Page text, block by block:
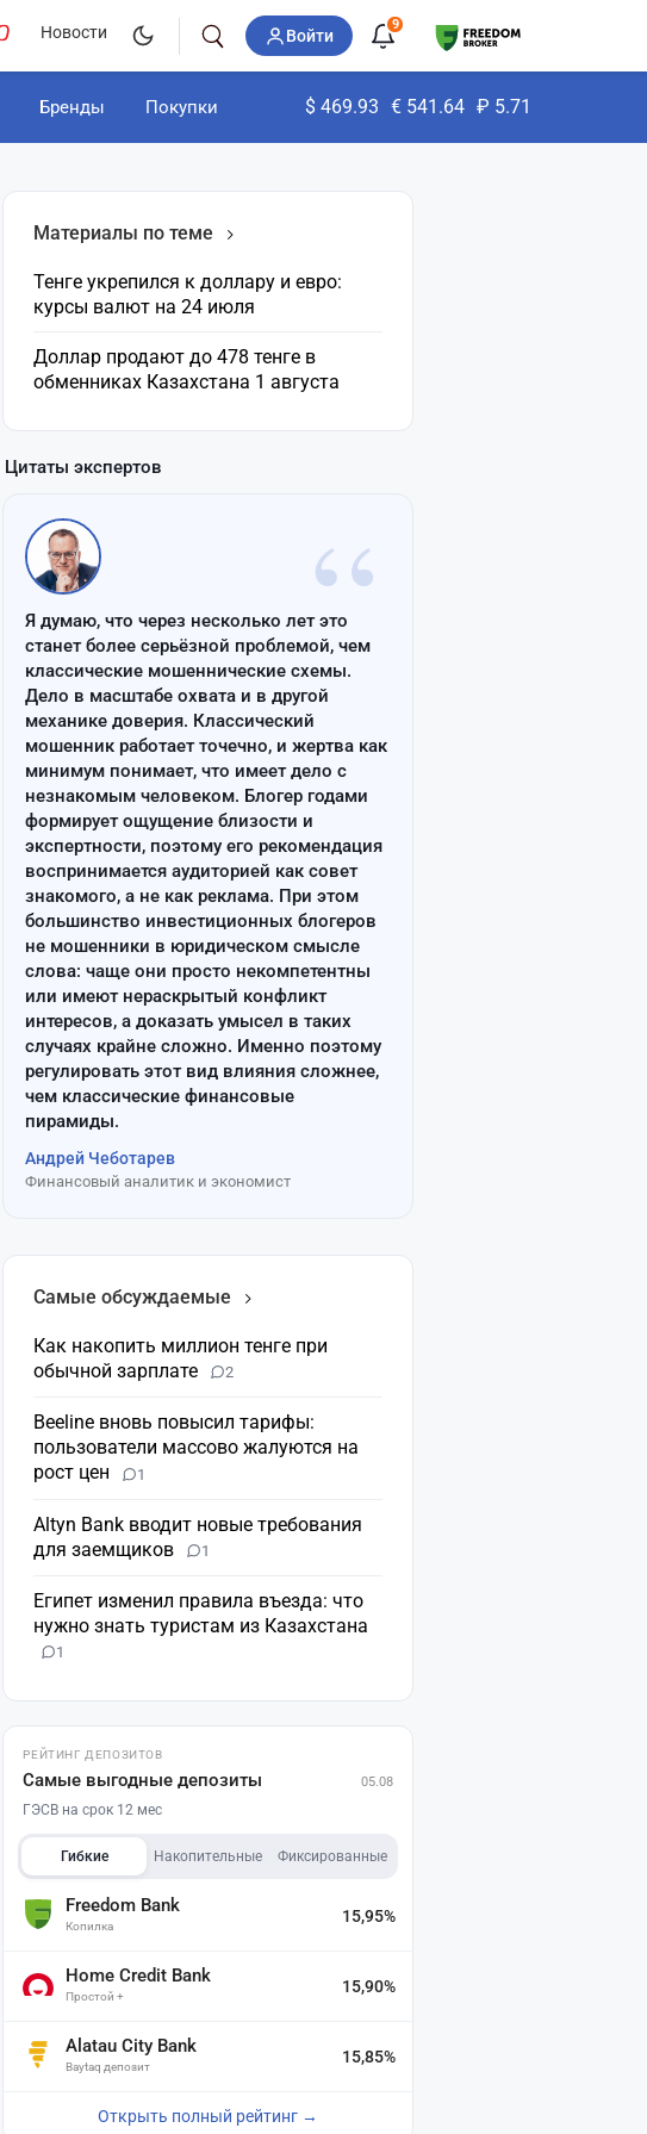
Новости Войти
9
Бренды Покупки $ 469.93 € 541.64 ₽ 5.71
Материалы по теме
Тенге укрепился к доллару и евро:
курсы валют на 24 июля
Доллар продают до 478 тенге в
обменниках Казахстана 1 августа
Цитаты экспертов
“
Я думаю, что через несколько лет это
станет более серьёзной проблемой, чем
классические мошеннические схемы.
Дело в масштабе охвата и в другой
механике доверия. Классический
мошенник работает точечно, и жертва как
минимум понимает, что имеет дело с
незнакомым человеком. Блогер годами
формирует ощущение близости и
экспертности, поэтому его рекомендация
воспринимается аудиторией как совет
знакомого, а не как реклама. При этом
большинство инвестиционных блогеров
не мошенники в юридическом смысле
слова: чаще они просто некомпетентны
или имеют нераскрытый конфликт
интересов, а доказать умысел в таких
случаях крайне сложно. Именно поэтому
регулировать этот вид влияния сложнее,
чем классические финансовые
пирамиды.
Андрей Чеботарев
Финансовый аналитик и экономист
Самые обсуждаемые
Как накопить миллион тенге при
обычной зарплате
2
Beeline вновь повысил тарифы:
пользователи массово жалуются на
рост цен
1
Altyn Bank вводит новые требования
для заемщиков
1
Египет изменил правила въезда: что
нужно знать туристам из Казахстана
1
РЕЙТИНГ ДЕПОЗИТОВ
Самые выгодные депозиты 05.08
ГЭСВ на срок 12 мес
Гибкие Накопительные Фиксированные
Freedom Bank
Копилка
15,95%
Home Credit Bank
Простой +
15,90%
Alatau City Bank
Baytaq депозит
15,85%
Открыть полный рейтинг →